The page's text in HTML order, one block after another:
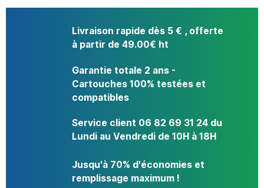
Livraison rapide dès 5 € , offerte
à partir de 49.00€ ht
Garantie totale 2 ans -
Cartouches 100% testées et
compatibles
Service client 06 82 69 31 24 du
Lundi au Vendredi de 10H à 18H
Jusqu'à 70% d'économies et
remplissage maximum !